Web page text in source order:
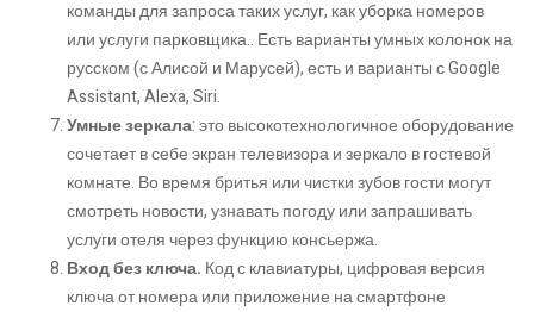
команды для запроса таких услуг, как уборка номеров
или услуги парковщика.. Есть варианты умных колонок на
русском (с Алисой и Марусей), есть и варианты с Google
Assistant, Alexa, Siri.
Умные зеркала: это высокотехнологичное оборудование
сочетает в себе экран телевизора и зеркало в гостевой
комнате. Во время бритья или чистки зубов гости могут
смотреть новости, узнавать погоду или запрашивать
услуги отеля через функцию консьержа.
Вход без ключа. Код с клавиатуры, цифровая версия
ключа от номера или приложение на смартфоне